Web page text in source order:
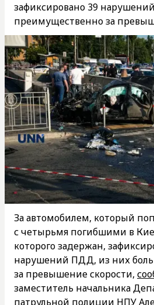
зафиксировано 39
преимущественно за
За автомобилем, который
с четырьмя погибшими в
которого задержан,
нарушений ПДД, из них
за превышение скорости,
заместитель начальника
патрульной полиции НПУ